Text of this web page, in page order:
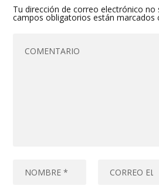
Tu dirección de correo electrónico no
campos obligatorios están